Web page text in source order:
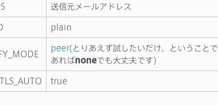
送信元メールアドレス
plain
peer(とりあえず試したいだけ、ということで
あればnoneでも大丈夫です)
true